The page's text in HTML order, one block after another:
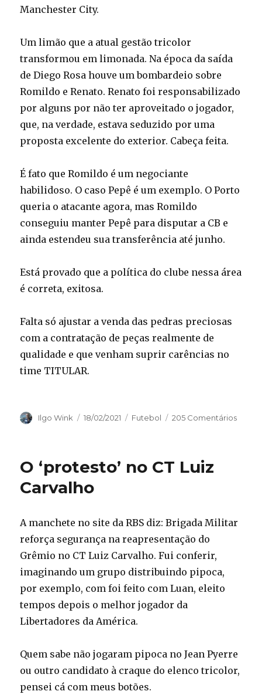
Manchester City.
Um limão que a atual gestão tricolor
transformou em limonada. Na época da saída
de Diego Rosa houve um bombardeio sobre
Romildo e Renato. Renato foi responsabilizado
por alguns por não ter aproveitado o jogador,
que, na verdade, estava seduzido por uma
proposta excelente do exterior. Cabeça feita.
É fato que Romildo é um negociante
habilidoso. O caso Pepê é um exemplo. O Porto
queria o atacante agora, mas Romildo
conseguiu manter Pepê para disputar a CB e
ainda estendeu sua transferência até junho.
Está provado que a política do clube nessa área
é correta, exitosa.
Falta só ajustar a venda das pedras preciosas
com a contratação de peças realmente de
qualidade e que venham suprir carências no
time TITULAR.
Autor
Ilgo Wink
Publicado
18/02/2021 Categorias
Futebol 205 Comentários
O ‘protesto’ no CT Luiz
Carvalho
A manchete no site da RBS diz: Brigada Militar
reforça segurança na reapresentação do
Grêmio no CT Luiz Carvalho. Fui conferir,
imaginando um grupo distribuindo pipoca,
por exemplo, com foi feito com Luan, eleito
tempos depois o melhor jogador da
Libertadores da América.
Quem sabe não jogaram pipoca no Jean Pyerre
ou outro candidato à craque do elenco tricolor,
pensei cá com meus botões.